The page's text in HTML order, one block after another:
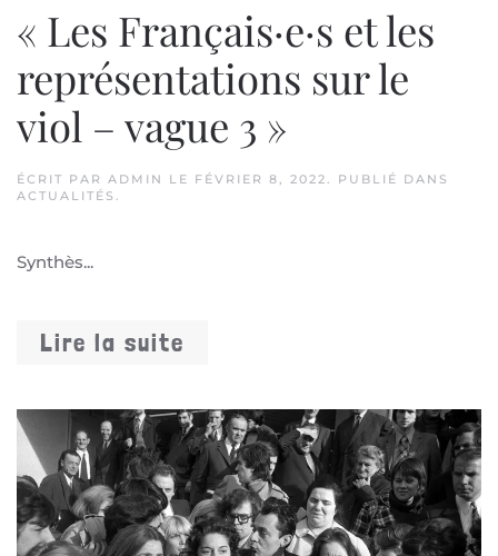
« Les Français·e·s et les
représentations sur le
viol – vague 3 »
ÉCRIT PAR ADMIN LE FÉVRIER 8, 2022. PUBLIÉ DANS
ACTUALITÉS .
Synthès...
Lire la suite